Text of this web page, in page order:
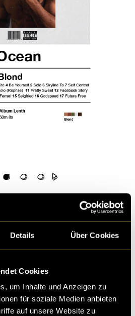
Details Über Cookies
Cookies
um Inhalte und Anzeigen zu
für soziale Medien anbieten
auf unsere Website zu
Note in deinem
Serie von Postern entworfen,
der Weiblichkeit
sanfte Farben und
eine harmonische